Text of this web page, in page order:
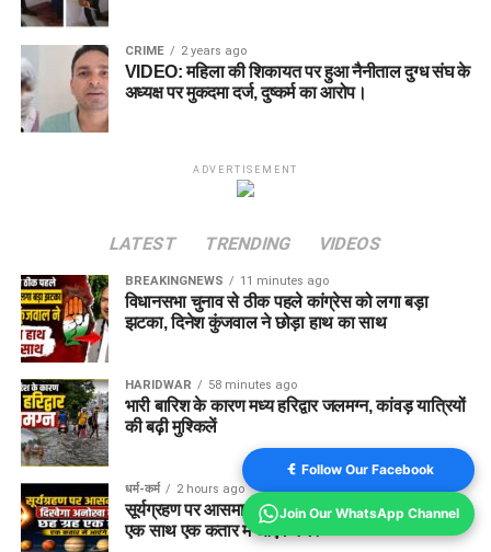
CRIME 2 years ago
VIDEO: महिला की शिकायत पर हुआ नैनीताल दुग्ध संघ के
अध्यक्ष पर मुकदमा दर्ज, दुष्कर्म का आरोप।
ADVERTISEMENT
LATEST TRENDING VIDEOS
BREAKINGNEWS 11 minutes ago
विधानसभा चुनाव से ठीक पहले कांग्रेस को लगा बड़ा
झटका, दिनेश कुंजवाल ने छोड़ा हाथ का साथ
HARIDWAR 58 minutes ago
भारी बारिश के कारण मध्य हरिद्वार जलमग्न, कांवड़ यात्रियों
की बढ़ी मुश्किलें
धर्म-कर्म 2 hours ago
सूर्यग्रहण पर आसमान में दिखेगा अनोखा नजारा, छह ग्रह
एक साथ एक कतार में आएंगे नजर
Follow Our Facebook
Join Our WhatsApp Channel